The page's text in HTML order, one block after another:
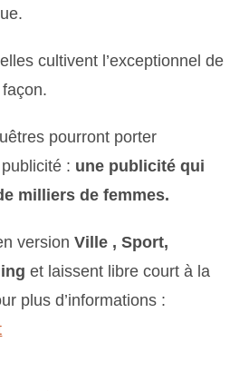
cultivent l’exceptionnel de
pourront porter
: une publicité qui
milliers de femmes.
versionVille , Sport,
et laissent libre court à la
plus d’informations :